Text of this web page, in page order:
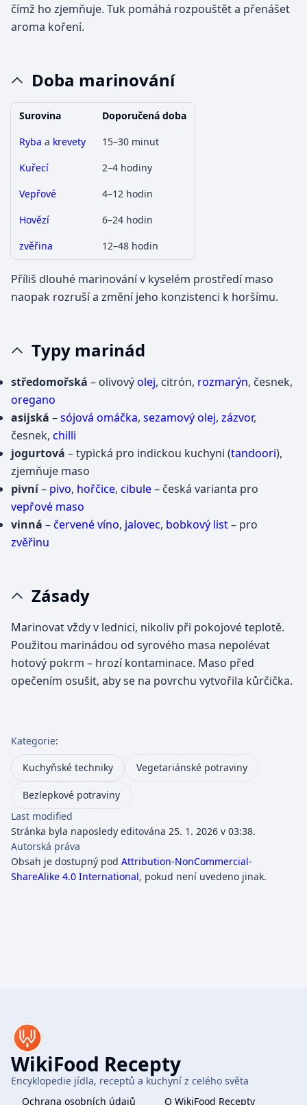
čímž ho zjemňuje. Tuk pomáhá rozpouštět a přenášet
aroma koření.
Doba marinování
Surovina
Doporučená doba
Ryba a krevety
15–30 minut
Kuřecí
2–4 hodiny
Vepřové
4–12 hodin
Hovězí
6–24 hodin
zvěřina
12–48 hodin
Příliš dlouhé marinování v kyselém prostředí maso
naopak rozruší a změní jeho konzistenci k horšímu.
Typy marinád
středomořská – olivovýolej, citrón, rozmarýn, česnek,
oregano
asijská –sójová omáčka, sezamový olej, zázvor,
česnek, chilli
jogurtová – typická pro indickou kuchyni (tandoori),
zjemňuje maso
pivní– pivo, hořčice, cibule– česká varianta pro
vepřové maso
vinná –červené víno, jalovec, bobkový list– pro
zvěřinu
Zásady
Marinovat vždy v lednici, nikoliv při pokojové teplotě.
Použitou marinádou od syrového masa nepolévat
hotový pokrm – hrozí kontaminace. Maso před
opečením osušit, aby se na povrchu vytvořila kůrčička.
Kategorie:
Kuchyňské techniky Vegetariánské potraviny
Bezlepkové potraviny
Last modified
Stránka byla naposledy editována 25. 1. 2026 v 03:38.
Autorská práva
Obsah je dostupný pod Attribution-NonCommercial-
ShareAlike 4.0 International, pokud není uvedeno jinak.
WikiFood Recepty
Encyklopedie jídla, receptů a kuchyní z celého světa
Ochrana osobních údajů
O WikiFood Recepty